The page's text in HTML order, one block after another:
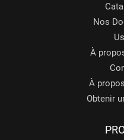
Nos
À
À
Obtenir